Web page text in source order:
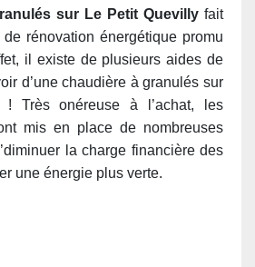
sur Le Petit Quevilly fait
rénovation énergétique promu
il existe de plusieurs aides de
d’une chaudière à granulés sur
! Très onéreuse à l’achat, les
mis en place de nombreuses
la charge financière des
une énergie plus verte.